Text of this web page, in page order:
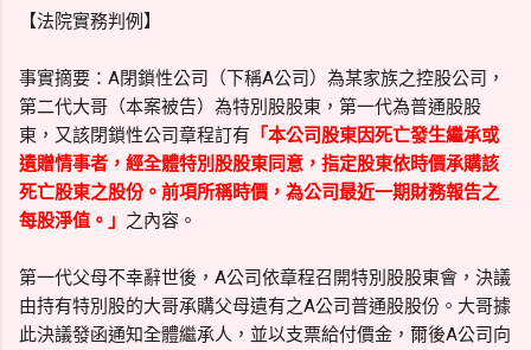
【法院實務判例】
事實摘要：A閉鎖性公司（下稱A公司）為某家族之控股公司，
第二代大哥（本案被告）為特別股股東，第一代為普通股股
東，又該閉鎖性公司章程訂有 「本公司股東因死亡發生繼承或
遺贈情事者，經全體特別股股東同意，指定股東依時價承購該
死亡股東之股份。前項所稱時價，為公司最近一期財務報告之
每股淨值。」 之內容。
第一代父母不幸辭世後，A公司依章程召開特別股股東會，決議
由持有特別股的大哥承購父母遺有之A公司普通股股份。大哥據
此決議發函通知全體繼承人，並以支票給付價金，爾後A公司向